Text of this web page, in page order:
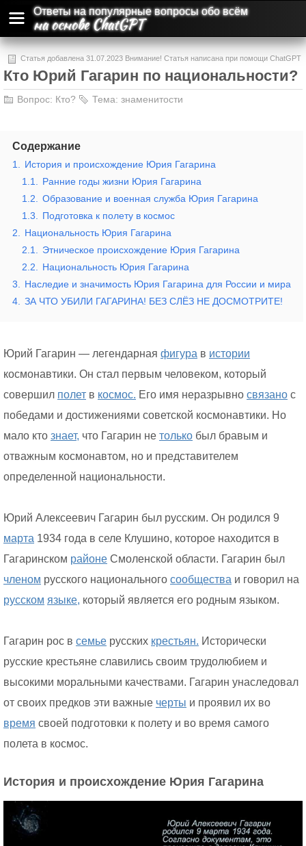
Ответы на популярные вопросы обо всём
на основе ChatGPT
Статья добавлена 31.07.2023 Внимание! Статья написана при помощи ChatGPT
и может содержать ошибки и неточности.
Кто Юрий Гагарин по национальности?
Вопрос: Кто? Тема: знаменитости
Содержание
1.
История и происхождение Юрия Гагарина
1.1.
Ранние годы жизни Юрия Гагарина
1.2.
Образование и военная служба Юрия Гагарина
1.3.
Подготовка к полету в космос
2.
Национальность Юрия Гагарина
2.1.
Этническое происхождение Юрия Гагарина
2.2.
Национальность Юрия Гагарина
3.
Наследие и значимость Юрия Гагарина для России и мира
4.
ЗА ЧТО УБИЛИ ГАГАРИНА! БЕЗ СЛЁЗ НЕ ДОСМОТРИТЕ!
Юрий Гагарин — легендарная фигура в истории
космонавтики. Он стал первым человеком, который
совершил полет в космос. Его имя неразрывно связано с
победами и достижениями советской космонавтики. Но
мало кто знает, что Гагарин не только был бравым и
отважным космонавтом, но и представителем
определенной национальности.
Юрий Алексеевич Гагарин был русским. Он родился 9
марта 1934 года в селе Клушино, которое находится в
Гагаринском районе Смоленской области. Гагарин был
членом русского национального сообщества и говорил на
русском языке, который является его родным языком.
Гагарин рос в семье русских крестьян. Исторически
русские крестьяне славились своим трудолюбием и
высокими моральными качествами. Гагарин унаследовал
от своих предков эти важные черты и проявил их во
время своей подготовки к полету и во время самого
полета в космос.
История и происхождение Юрия Гагарина